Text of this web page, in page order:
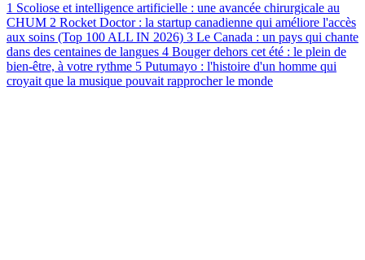
1 Scoliose et intelligence artificielle : une avancée chirurgicale au
CHUM 2 Rocket Doctor : la startup canadienne qui améliore l'accès
aux soins (Top 100 ALL IN 2026) 3 Le Canada : un pays qui chante
dans des centaines de langues 4 Bouger dehors cet été : le plein de
bien-être, à votre rythme 5 Putumayo : l'histoire d'un homme qui
croyait que la musique pouvait rapprocher le monde